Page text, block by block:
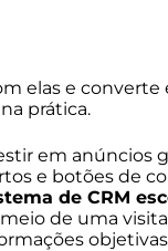
elas e
prática.
em anúncios
e botões de
de CRM
de uma